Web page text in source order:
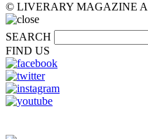
© LIVERARY MAGAZINE
SEARCH
FIND US